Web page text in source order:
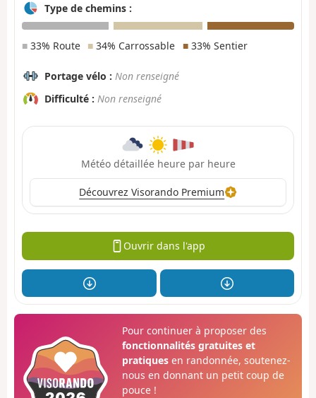
Type de chemins :
■ 33% Route ■ 34% Carrossable ■33% Sentier
Portage vélo : Non renseigné
Difficulté : Non renseigné
Météo détaillée heure par heure
Découvrez Visorando Premium
Ouvrir dans l'app
Pour continuer à proposer des
fonctionnalités gratuites et
pratiquesen randonnée, soutenez-
nous en donnant un petit coup de
pouce !